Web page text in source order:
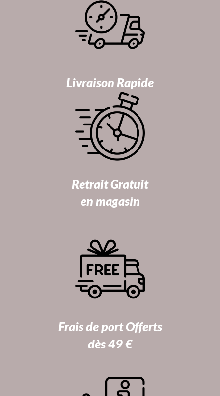
Livraison Rapide
Retrait Gratuit
en magasin
Frais de port Offerts
dès 49 €